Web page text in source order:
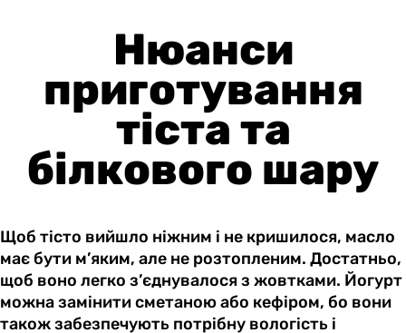
Нюанси
приготування
тіста та
білкового шару
Щоб тісто вийшло ніжним і не кришилося, масло
має бути м’яким, але не розтопленим. Достатньо,
щоб воно легко з’єднувалося з жовтками. Йогурт
можна замінити сметаною або кефіром, бо вони
також забезпечують потрібну вологість і